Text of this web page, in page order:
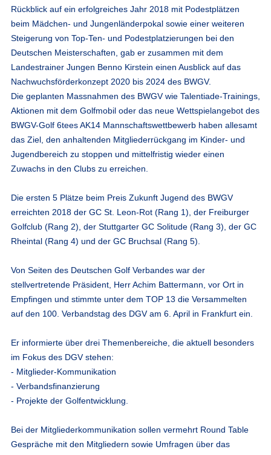
Rückblick auf ein erfolgreiches Jahr 2018 mit Podestplätzen
beim Mädchen- und Jungenländerpokal sowie einer weiteren
Steigerung von Top-Ten- und Podestplatzierungen bei den
Deutschen Meisterschaften, gab er zusammen mit dem
Landestrainer Jungen Benno Kirstein einen Ausblick auf das
Nachwuchsförderkonzept 2020 bis 2024 des BWGV.
Die geplanten Massnahmen des BWGV wie Talentiade-Trainings,
Aktionen mit dem Golfmobil oder das neue Wettspielangebot des
BWGV-Golf 6tees AK14 Mannschaftswettbewerb haben allesamt
das Ziel, den anhaltenden Mitgliederrückgang im Kinder- und
Jugendbereich zu stoppen und mittelfristig wieder einen
Zuwachs in den Clubs zu erreichen.
Die ersten 5 Plätze beim Preis Zukunft Jugend des BWGV
erreichten 2018 der GC St. Leon-Rot (Rang 1), der Freiburger
Golfclub (Rang 2), der Stuttgarter GC Solitude (Rang 3), der GC
Rheintal (Rang 4) und der GC Bruchsal (Rang 5).
Von Seiten des Deutschen Golf Verbandes war der
stellvertretende Präsident, Herr Achim Battermann, vor Ort in
Empfingen und stimmte unter dem TOP 13 die Versammelten
auf den 100. Verbandstag des DGV am 6. April in Frankfurt ein.
Er informierte über drei Themenbereiche, die aktuell besonders
im Fokus des DGV stehen:
- Mitglieder-Kommunikation
- Verbandsfinanzierung
- Projekte der Golfentwicklung.
Bei der Mitgliederkommunikation sollen vermehrt Round Table
Gespräche mit den Mitgliedern sowie Umfragen über das